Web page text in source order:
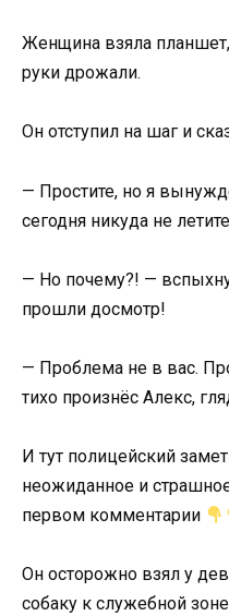
Женщина взяла
руки дрожали.
Он отступил на шаг и
— Простите, но я
сегодня никуда не
— Но почему?! —
прошли досмотр!
— Проблема не в вас.
тихо произнёс Алекс,
И тут полицейский
неожиданное и
первом комментарии
Он осторожно взял у
собаку к служебной